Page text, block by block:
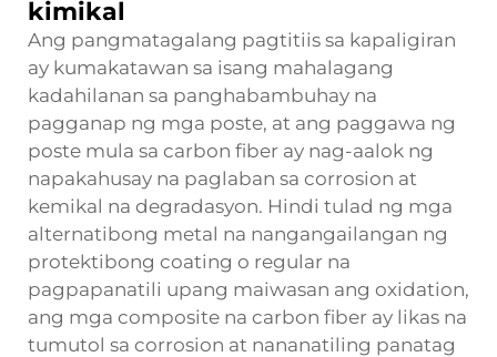
kimikal
Ang pangmatagalang pagtitiis sa kapaligiran
ay kumakatawan sa isang mahalagang
kadahilanan sa panghabambuhay na
pagganap ng mga poste, at ang paggawa ng
poste mula sa carbon fiber ay nag-aalok ng
napakahusay na paglaban sa corrosion at
kemikal na degradasyon. Hindi tulad ng mga
alternatibong metal na nangangailangan ng
protektibong coating o regular na
pagpapanatili upang maiwasan ang oxidation,
ang mga composite na carbon fiber ay likas na
tumutol sa corrosion at nananatiling panatag